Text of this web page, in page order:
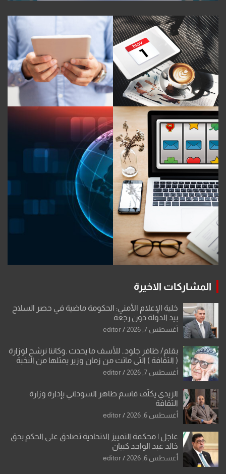
المشاركات الاخيرة
خلية الإعلام الأمني: الحكومة ماضية في حصر السلاح
بيد الدولة دون رجعة
أغسطس 7, 2026 editor
بقلم/ ظافر جلود.. للأسف ما يحدث .وكاننا نرشح لوزارة
( الثقافة ) التي ماتت من زمان وزير يمثلها من النخبة
والإرث العظيم للثقافة العراقية..
أغسطس 7, 2026 editor
الزيدي يكلّف قاسم طاهر السوداني بإدارة وزارة
الثقافة
أغسطس 6, 2026 editor
عاجل | محكمة التمييز الاتحادية تصادق على الحكم بحق
خالد عبد الواحد كبيان
أغسطس 6, 2026 editor